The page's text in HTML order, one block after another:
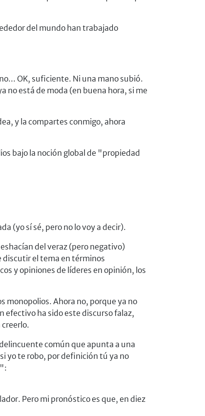
del mundo han trabajado
OK, suficiente. Ni una mano subió.
no está de moda (en buena hora, si me
y la compartes conmigo, ahora
bajo la noción global de "propiedad
(yo sí sé, pero no lo voy a decir).
del veraz (pero negativo)
el tema en términos
y opiniones de líderes en opinión, los
monopolios. Ahora no, porque ya no
ha sido este discurso falaz,
creerlo.
común que apunta a una
yo te robo, por definición tú ya no
Pero mi pronóstico es que, en diez